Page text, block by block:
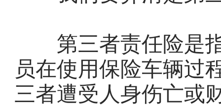
第三者责任险是指
员在使用保险车辆过
三者遭受人身伤亡或